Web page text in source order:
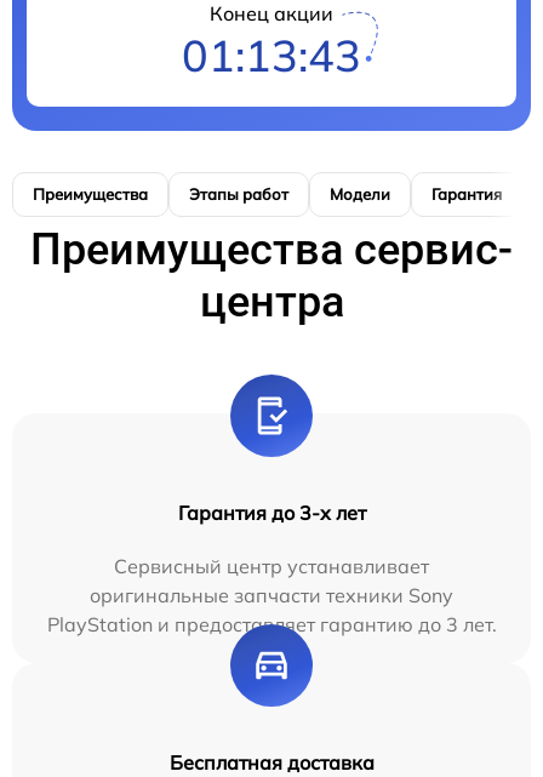
Конец акции
01:13:42
Преимущества Этапы работ Модели Гарантия
Преимущества сервис-
центра
Гарантия до 3-х лет
Сервисный центр устанавливает
оригинальные запчасти техники Sony
PlayStation и предоставляет гарантию до 3 лет.
Бесплатная доставка